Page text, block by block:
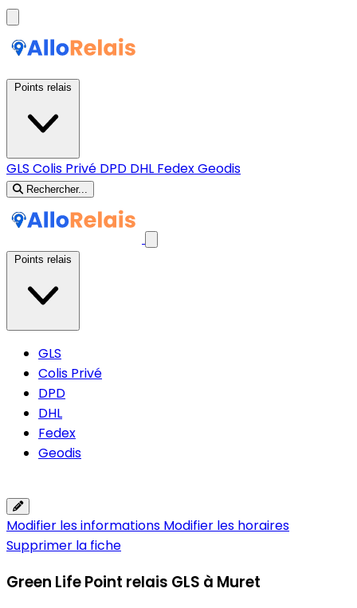
GLS Colis Privé DPD DHL FedexGeodis
Rechercher...
GLS
Colis Privé
DPD
DHL
Fedex
Geodis
Modifier les informations Modifier les horaires
Supprimer la fiche
Green LifePoint relais GLS à Muret